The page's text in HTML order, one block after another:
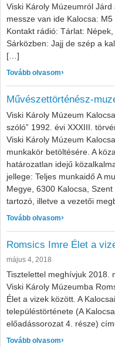
Viski Károly Múzeumról
messze van ide Kalocsa:
Kontakt rádió: Tárlat:
Sárközben: Jajj de szép a
[…]
Tovább olvasom: A múzeumról
Művészettörténész-
Viski Károly Múzeum
szóló” 1992. évi XXXIII.
Viski Károly Múzeum
munkakör betöltésére. A
határozatlan idejű
jellege: Teljes munkaidő A
Megye, 6300 Kalocsa,
tartozó, illetve a vezetői
Tovább olvasom:
Romsics Imre Élet a
május 4, 2018
Tisztelettel meghívjuk 2018.
Viski Károly Múzeumba
Élet a vizek között. A
településtörténete (A
előadássorozat 4. része)
Tovább olvasom: Romsics Imre